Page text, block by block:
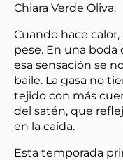
Chiara Verde Oliva.
Cuando hace
pese. En una
esa sensación se
baile. La gasa no
tejido con más
del satén, que
en la caída.
Esta temporada